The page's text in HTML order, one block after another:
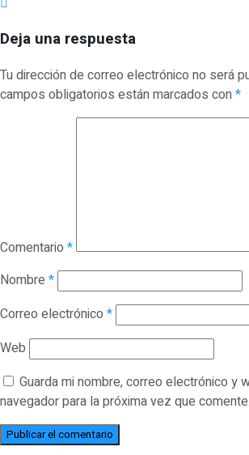
Deja una respuesta
Tu dirección de correo electrónico no será
campos obligatorios están marcados con*
Comentario *
Nombre *
Correo electrónico *
Web
Guarda mi nombre, correo electrónico y
navegador para la próxima vez que comente.